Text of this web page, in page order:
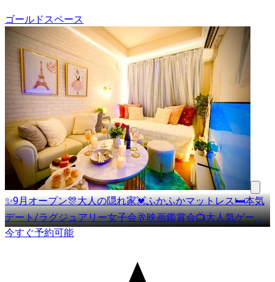
ゴールドスペース
✨9月オープン🎊大人の隠れ家💓ふかふかマットレス🛏️本気
デート/ラグジュアリー女子会🥂映画鑑賞会📺大人気ゲー…
今すぐ予約可能